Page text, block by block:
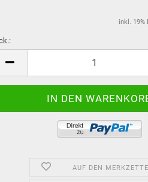
inkl. 19%
AUF DEN